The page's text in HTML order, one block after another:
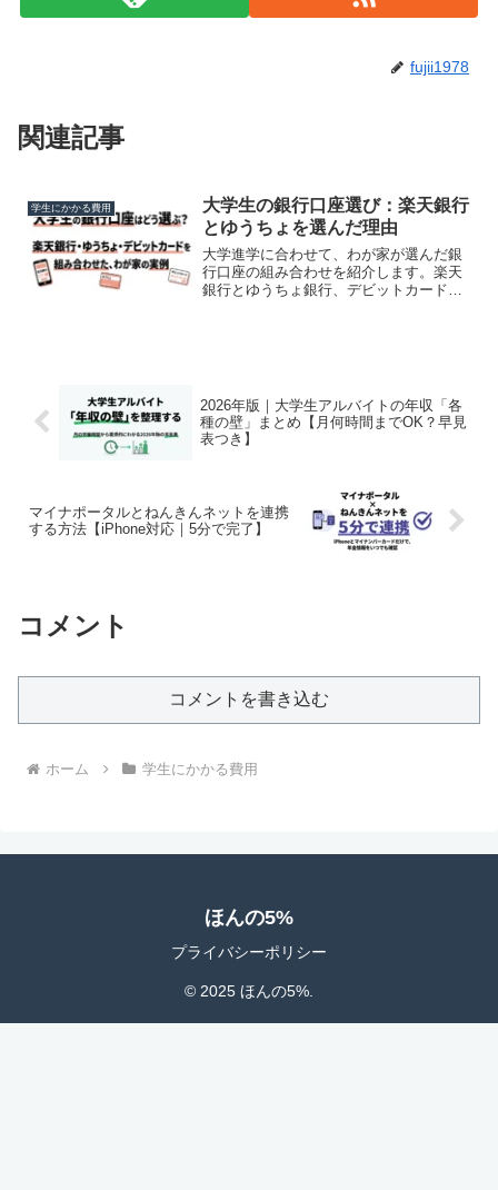
fujii1978
関連記事
学生にかかる費用
大学生の銀行口座選び：楽天銀行
とゆうちょを選んだ理由
大学進学に合わせて、わが家が選んだ銀
行口座の組み合わせを紹介します。楽天
銀行とゆうちょ銀行、デビットカードを
2026年版｜大学生アルバイトの年収「各
種の壁」まとめ【月何時間までOK？早見
表つき】
マイナポータルとねんきんネットを連携
する方法【iPhone対応｜5分で完了】
コメント
コメントを書き込む
ホーム 学生にかかる費用
ほんの5%
プライバシーポリシー
© 2025 ほんの5%.